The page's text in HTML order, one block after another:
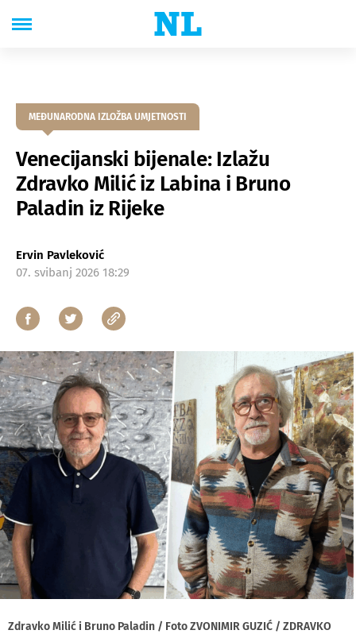
MEĐUNARODNA IZLOŽBA UMJETNOSTI
Venecijanski bijenale: Izlažu
Zdravko Milić iz Labina i Bruno
Paladin iz Rijeke
Ervin Pavleković
07. svibanj 2026 18:29
Zdravko Milić i Bruno Paladin / Foto ZVONIMIR GUZIĆ / ZDRAVKO